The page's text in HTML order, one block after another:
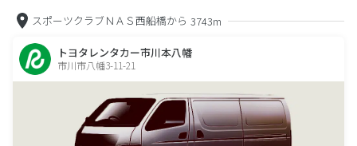
スポーツクラブＮＡＳ西船橋から 3743m
トヨタレンタカー市川本八幡
市川市八幡3-11-21